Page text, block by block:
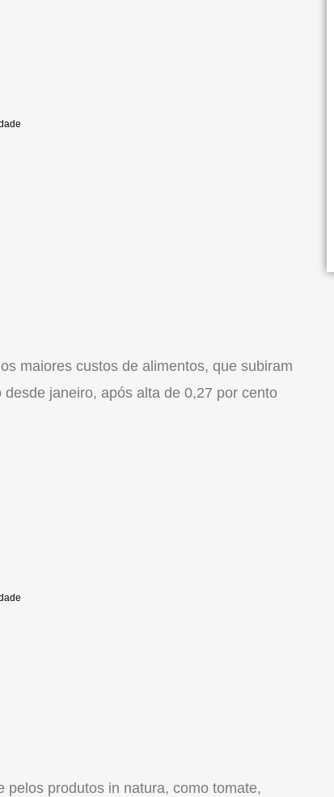
maiores custos de alimentos, que subiram
janeiro, após alta de 0,27 por cento
pelos produtos in natura, como tomate,